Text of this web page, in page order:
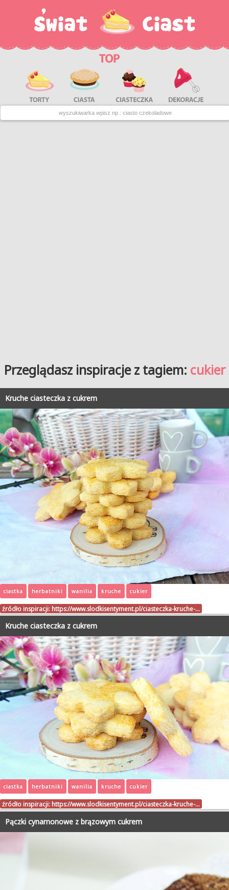
Przeglądasz inspiracje z tagiem: cukier
Kruche ciasteczka z cukrem
ciastka herbatniki wanilia kruche cukier
źródło inspiracji: https://www.slodkisentyment.pl/ciasteczka-kruche-…
Kruche ciasteczka z cukrem
ciastka herbatniki wanilia kruche cukier
źródło inspiracji: https://www.slodkisentyment.pl/ciasteczka-kruche-…
Pączki cynamonowe z brązowym cukrem